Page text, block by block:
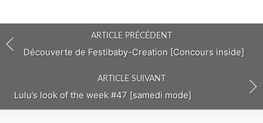
o
m
m
n
ARTICLE PRÉCÉDENT
Découverte de Festibaby-Creation [Concours inside]
ARTICLE SUIVANT
Lulu’s look of the week #47 [samedi mode]